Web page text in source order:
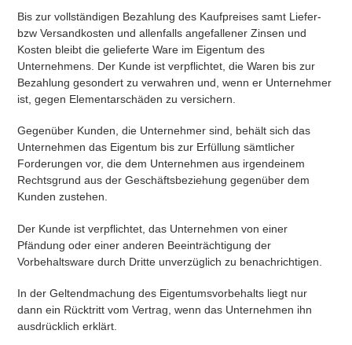
Bis zur vollständigen Bezahlung des Kaufpreises samt Liefer-
bzw Versandkosten und allenfalls angefallener Zinsen und
Kosten bleibt die gelieferte Ware im Eigentum des
Unternehmens. Der Kunde ist verpflichtet, die Waren bis zur
Bezahlung gesondert zu verwahren und, wenn er Unternehmer
ist, gegen Elementarschäden zu versichern.
Gegenüber Kunden, die Unternehmer sind, behält sich das
Unternehmen das Eigentum bis zur Erfüllung sämtlicher
Forderungen vor, die dem Unternehmen aus irgendeinem
Rechtsgrund aus der Geschäftsbeziehung gegenüber dem
Kunden zustehen.
Der Kunde ist verpflichtet, das Unternehmen von einer
Pfändung oder einer anderen Beeinträchtigung der
Vorbehaltsware durch Dritte unverzüglich zu benachrichtigen.
In der Geltendmachung des Eigentumsvorbehalts liegt nur
dann ein Rücktritt vom Vertrag, wenn das Unternehmen ihn
ausdrücklich erklärt.